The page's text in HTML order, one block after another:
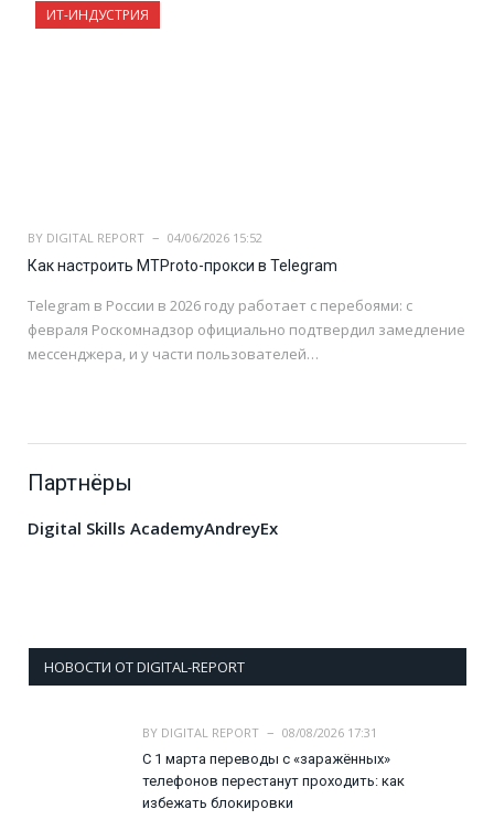
ИТ-ИНДУСТРИЯ
BY DIGITAL REPORT 04/06/2026 15:52
Как настроить MTProto-прокси в Telegram
Telegram в России в 2026 году работает с перебоями: с
февраля Роскомнадзор официально подтвердил замедление
мессенджера, и у части пользователей…
Партнёры
Digital Skills AcademyAndreyEx
НОВОСТИ ОТ DIGITAL-REPORT
BY DIGITAL REPORT
08/08/2026 17:31
С 1 марта переводы с «заражённых»
телефонов перестанут проходить: как
избежать блокировки